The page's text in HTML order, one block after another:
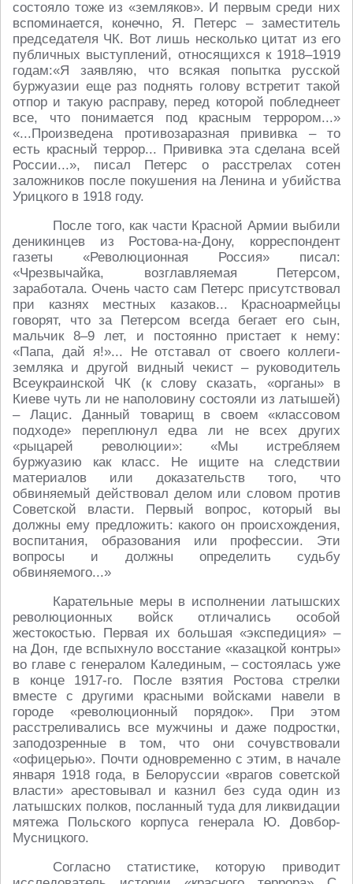
состояло тоже из «земляков». И первым среди них
вспоминается, конечно, Я. Петерс – заместитель
председателя ЧК. Вот лишь несколько цитат из его
публичных выступлений, относящихся к 1918–1919
годам:«Я заявляю, что всякая попытка русской
буржуазии еще раз поднять голову встретит такой
отпор и такую расправу, перед которой побледнеет
все, что понимается под красным террором...»
«...Произведена противозаразная прививка – то
есть красный террор... Прививка эта сделана всей
России...», писал Петерс о расстрелах сотен
заложников после покушения на Ленина и убийства
Урицкого в 1918 году.
После того, как части Красной Армии выбили
деникинцев из Ростова-на-Дону, корреспондент
газеты «Революционная Россия» писал:
«Чрезвычайка, возглавляемая Петерсом,
заработала. Очень часто сам Петерс присутствовал
при казнях местных казаков... Красноармейцы
говорят, что за Петерсом всегда бегает его сын,
мальчик 8–9 лет, и постоянно пристает к нему:
«Папа, дай я!»... Не отставал от своего коллеги-
земляка и другой видный чекист – руководитель
Всеукраинской ЧК (к слову сказать, «органы» в
Киеве чуть ли не наполовину состояли из латышей)
– Лацис. Данный товарищ в своем «классовом
подходе» переплюнул едва ли не всех других
«рыцарей революции»: «Мы истребляем
буржуазию как класс. Не ищите на следствии
материалов или доказательств того, что
обвиняемый действовал делом или словом против
Советской власти. Первый вопрос, который вы
должны ему предложить: какого он происхождения,
воспитания, образования или профессии. Эти
вопросы и должны определить судьбу
обвиняемого...»
Карательные меры в исполнении латышских
революционных войск отличались особой
жестокостью. Первая их большая «экспедиция» –
на Дон, где вспыхнуло восстание «казацкой контры»
во главе с генералом Калединым, – состоялась уже
в конце 1917-го. После взятия Ростова стрелки
вместе с другими красными войсками навели в
городе «революционный порядок». При этом
расстреливались все мужчины и даже подростки,
заподозренные в том, что они сочувствовали
«офицерью». Почти одновременно с этим, в начале
января 1918 года, в Белоруссии «врагов советской
власти» арестовывал и казнил без суда один из
латышских полков, посланный туда для ликвидации
мятежа Польского корпуса генерала Ю. Довбор-
Мусницкого.
Согласно статистике, которую приводит